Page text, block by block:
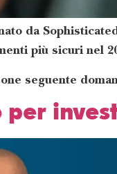
da
più sicuri nel
seguente
per